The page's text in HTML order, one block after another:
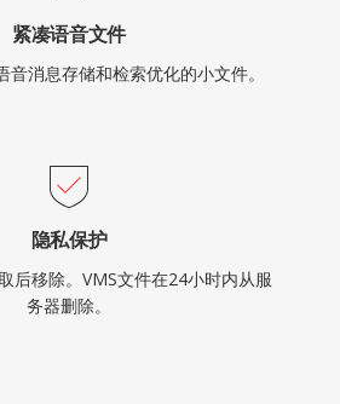
紧凑语音文件
音消息存储和检索优化的小文件。
隐私保护
后移除。VMS文件在24小时内从服
务器删除。